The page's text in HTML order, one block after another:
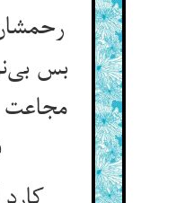
بس
فناست